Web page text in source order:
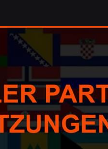
Korrektorat/Lektorat,
Prime, Ihr